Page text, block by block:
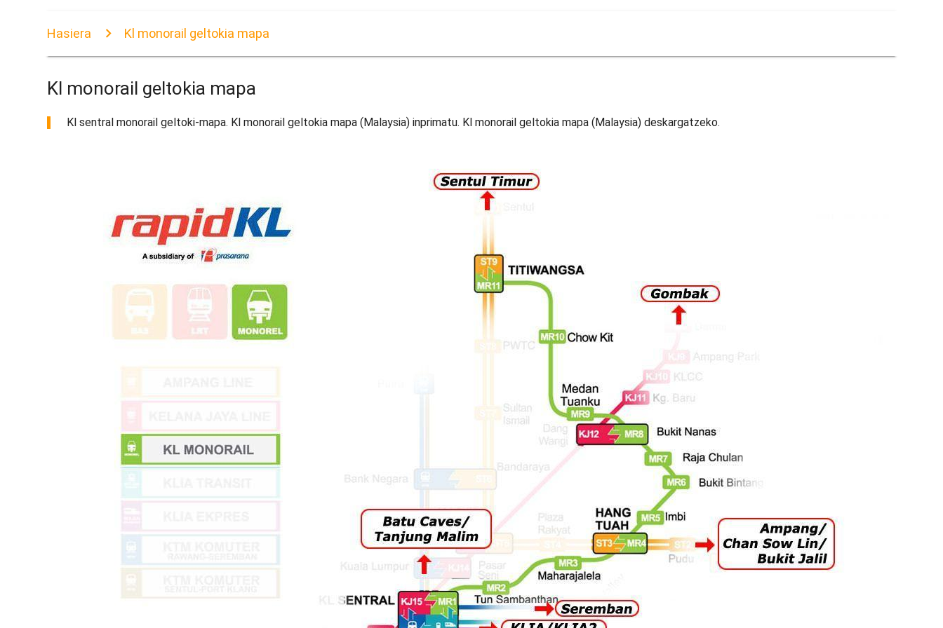
Hasiera Kl monorail geltokia mapa
Kl monorail geltokia mapa
Kl sentral monorail geltoki-mapa. Kl monorail geltokia mapa (Malaysia) inprimatu. Kl monorail geltokia mapa (Malaysia) deskargatzeko.